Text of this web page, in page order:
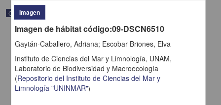
Correspondencia postal
Imagen
Imagen de hábitat código:09-DSCN6510
Gaytán-Caballero, Adriana; Escobar Briones, Elva
Instituto de Ciencias del Mar y Limnología, UNAM,
Laboratorio de Biodiversidad y Macroecología
(Repositorio del Instituto de Ciencias del Mar y
Limnología "UNINMAR")